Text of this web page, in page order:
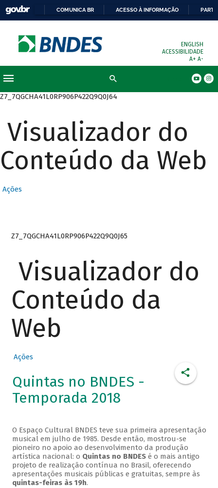
COMUNICA BR ACESSO À INFORMAÇÃO
ENGLISH
ACESSIBILIDADE
A+ A-
Z7_7QGCHA41L0RP906P422Q9Q0J64
Visualizador do
Conteúdo da Web
Ações
Z7_7QGCHA41L0RP906P422Q9Q0J65
Visualizador do
Conteúdo da
Web
Ações
Quintas no BNDES -
Temporada 2018
O Espaço Cultural BNDES teve sua primeira apresentação
musical em julho de 1985. Desde então, mostrou-se
pioneiro no apoio ao desenvolvimento da produção
artística nacional: o Quintas no BNDESé o mais antigo
projeto de realização contínua no Brasil, oferecendo
apresentações musicais públicas e gratuitas, sempre às
quintas-feiras às 19h.